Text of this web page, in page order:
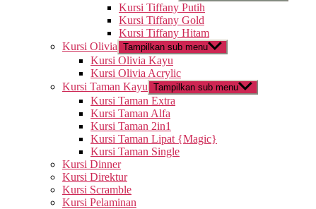
Kursi Tiffany Putih
Kursi Tiffany Gold
Kursi Tiffany Hitam
Kursi Olivia Tampilkan sub menu
Kursi Olivia Kayu
Kursi Olivia Acrylic
Kursi Taman Kayu Tampilkan sub menu
Kursi Taman Extra
Kursi Taman Alfa
Kursi Taman 2in1
Kursi Taman Lipat {Magic}
Kursi Taman Single
Kursi Dinner
Kursi Direktur
Kursi Scramble
Kursi Pelaminan